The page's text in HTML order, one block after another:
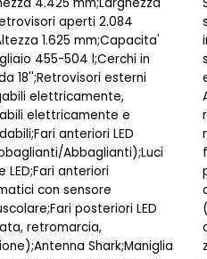
aperti 2.084
1.625 mm;Capacita'
455-504 l;Cerchi in
18'';Retrovisori esterni
elettricamente,
elettricamente e
anteriori LED
Abbaglianti);Luci
LED;Fari anteriori
con sensore
posteriori LED
retromarcia,
Shark;Maniglia